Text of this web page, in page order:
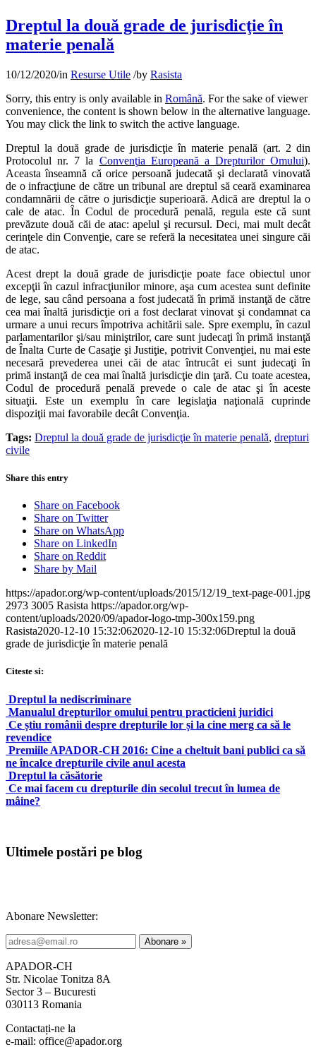
Dreptul la două grade de jurisdicţie în
materie penală
10/12/2020/in Resurse Utile /by Rasista
Sorry, this entry is only available in Română. For the sake of viewer
convenience, the content is shown below in the alternative language.
You may click the link to switch the active language.
Dreptul la două grade de jurisdicţie în materie penală (art. 2 din
Protocolul nr. 7 la Convenţia Europeană a Drepturilor Omului).
Aceasta înseamnă că orice persoană judecată şi declarată vinovată
de o infracţiune de către un tribunal are dreptul să ceară examinarea
condamnării de către o jurisdicţie superioară. Adică are dreptul la o
cale de atac. În Codul de procedură penală, regula este că sunt
prevăzute două căi de atac: apelul şi recursul. Deci, mai mult decât
cerinţele din Convenţie, care se referă la necesitatea unei singure căi
de atac.
Acest drept la două grade de jurisdicţie poate face obiectul unor
excepţii în cazul infracţiunilor minore, aşa cum acestea sunt definite
de lege, sau când persoana a fost judecată în primă instanţă de către
cea mai înaltă jurisdicţie ori a fost declarat vinovat şi condamnat ca
urmare a unui recurs împotriva achitării sale. Spre exemplu, în cazul
parlamentarilor şi/sau miniştrilor, care sunt judecaţi în primă instanţă
de Înalta Curte de Casaţie şi Justiţie, potrivit Convenţiei, nu mai este
necesară prevederea unei căi de atac întrucât ei sunt judecaţi în
primă instanţă de cea mai înaltă jurisdicţie din ţară. Cu toate acestea,
Codul de procedură penală prevede o cale de atac şi în aceste
situaţii. Este un exemplu în care legislaţia naţională cuprinde
dispoziţii mai favorabile decât Convenţia.
Tags: Dreptul la două grade de jurisdicţie în materie penală, drepturi
civile
Share this entry
Share on Facebook
Share on Twitter
Share on WhatsApp
Share on LinkedIn
Share on Reddit
Share by Mail
https://apador.org/wp-content/uploads/2015/12/19_text-page-001.jpg
2973 3005 Rasista https://apador.org/wp-
content/uploads/2020/09/apador-logo-tmp-300x159.png
Rasista2020-12-10 15:32:062020-12-10 15:32:06Dreptul la două
grade de jurisdicţie în materie penală
Citeste si:
Dreptul la nediscriminare
Manualul drepturilor omului pentru practicieni juridici
Ce știu românii despre drepturile lor și la cine merg ca să le
revendice
Premiile APADOR-CH 2016: Cine a cheltuit bani publici ca să
ne încalce drepturile civile anul acesta
Dreptul la căsătorie
Ce mai facem cu drepturile din secolul trecut în lumea de
mâine?
Ultimele postări pe blog
Abonare Newsletter:
APADOR-CH
Str. Nicolae Tonitza 8A
Sector 3 – Bucuresti
030113 Romania
Contactați-ne la
e-mail: office@apador.org